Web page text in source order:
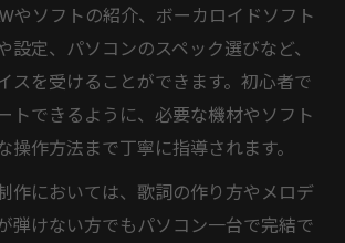
やソフトの紹介、ボーカロイドソフト
設定、パソコンのスペック選びなど、
スを受けることができます。初心者で
トできるように、必要な機材やソフト
操作方法まで丁寧に指導されます。
作においては、歌詞の作り方やメロデ
弾けない方でもパソコン一台で完結で